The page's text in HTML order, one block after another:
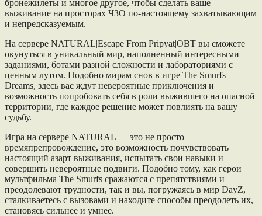
бронежилеты и многое другое, чтобы сделать ваше
выживание на просторах ЧЗО по-настоящему захватывающим
и непредсказуемым.
На сервере NATURAL|Escape From Pripyat|OBT вы сможете
окунуться в уникальный мир, наполненный интересными
заданиями, ботами разной сложности и лабораториями с
ценным лутом. Подобно мирам снов в игре The Smurfs –
Dreams, здесь вас ждут невероятные приключения и
возможность попробовать себя в роли выжившего на опасной
территории, где каждое решение может повлиять на вашу
судьбу.
Игра на сервере NATURAL — это не просто
времяпрепровождение, это возможность почувствовать
настоящий азарт выживания, испытать свои навыки и
совершить невероятные подвиги. Подобно тому, как герои
мультфильма The Smurfs сражаются с препятствиями и
преодолевают трудности, так и вы, погружаясь в мир DayZ,
сталкиваетесь с вызовами и находите способы преодолеть их,
становясь сильнее и умнее.